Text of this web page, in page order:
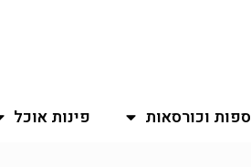
ספות וכורסאות פינות אוכל